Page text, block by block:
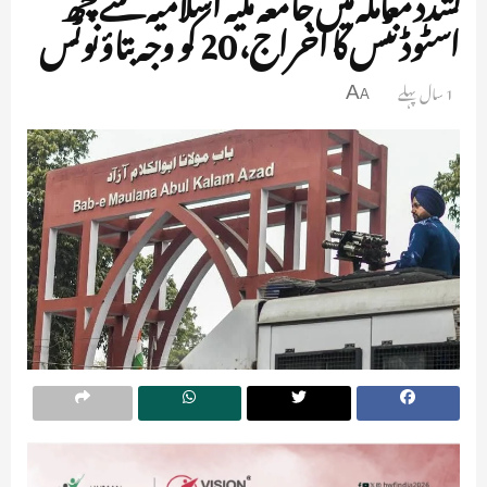
اسٹوڈنٹس کا اخراج، 20 کو وجہ بتاؤ نوٹس
1 سال پہلے A
A